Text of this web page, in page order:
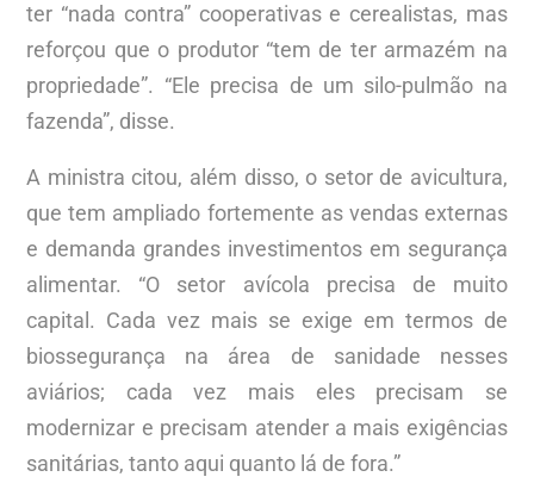
ter “nada contra” cooperativas e cerealistas, mas
reforçou que o produtor “tem de ter armazém na
propriedade”. “Ele precisa de um silo-pulmão na
fazenda”, disse.
A ministra citou, além disso, o setor de avicultura,
que tem ampliado fortemente as vendas externas
e demanda grandes investimentos em segurança
alimentar. “O setor avícola precisa de muito
capital. Cada vez mais se exige em termos de
biossegurança na área de sanidade nesses
aviários; cada vez mais eles precisam se
modernizar e precisam atender a mais exigências
sanitárias, tanto aqui quanto lá de fora.”